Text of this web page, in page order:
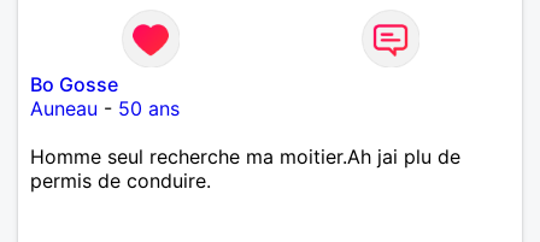
Bo Gosse
Auneau - 50 ans
Homme seul recherche ma moitier.Ah jai plu de
permis de conduire.